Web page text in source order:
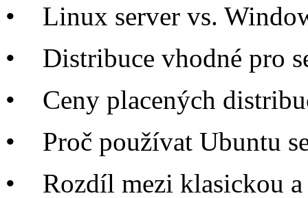
•
Linux server vs.
•
Distribuce vhodné pro
•
Ceny placených
•
Proč používat Ubuntu
•
Rozdíl mezi klasickou